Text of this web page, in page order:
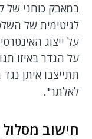
במאבק כוחני של
לגיטימית של
על ייצוג
על הגדר באיזו
תתייצבו איתן
לאלתר".
חישוב